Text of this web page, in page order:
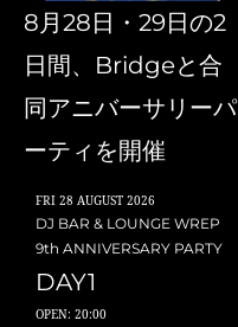
8月28日・29日の2
日間、Bridgeと合
同アニバーサリーパ
ーティを開催
FRI 28 AUGUST 2026
DJ BAR & LOUNGE WREP
9th ANNIVERSARY PARTY
DAY1
OPEN: 20:00